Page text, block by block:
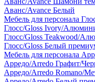
Аванс/Avance Белый
Мебель для персонала
Глосс/Gloss Ivory/
Глосс/Gloss Teakwood/
Глосс/Gloss Белый
Мебель для персонала
Арредо/Arredo Графит/
Арредо/Arredo Romano/